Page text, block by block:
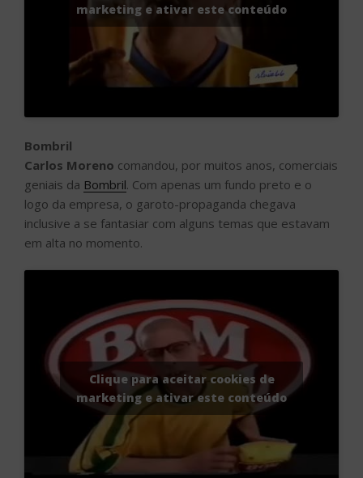
marketing e ativar este conteúdo
Bombril
Carlos Moreno comandou, por muitos anos, comerciais
geniais da Bombril. Com apenas um fundo preto e o
logo da empresa, o garoto-propaganda chegava
inclusive a se fantasiar com alguns temas que estavam
em alta no momento.
Clique para aceitar cookies de
marketing e ativar este conteúdo